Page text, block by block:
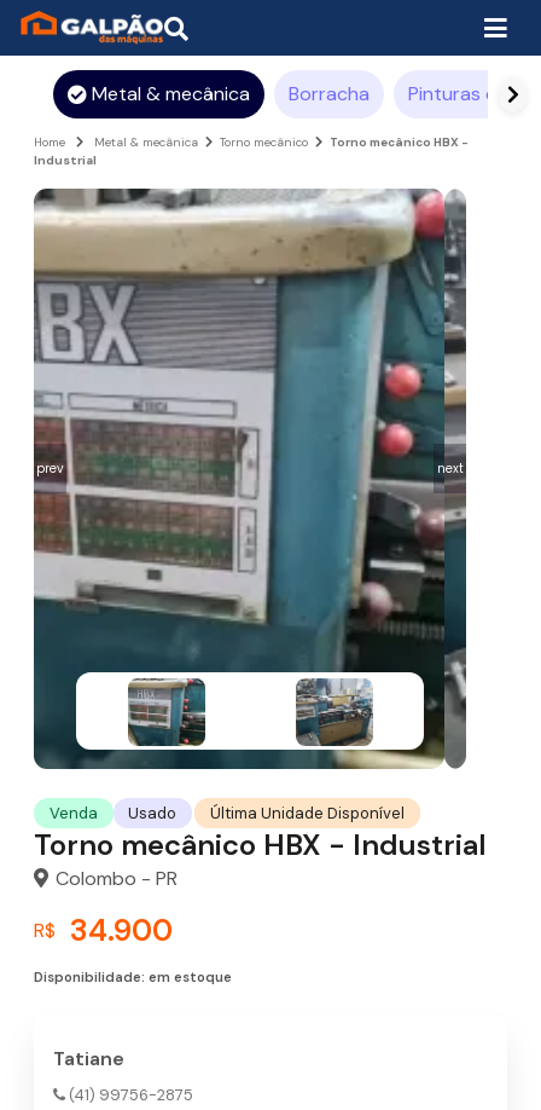
Metal & mecânica Borracha Pinturas e
Home Metal & mecânica Torno mecânico
Torno mecânico HBX -
Industrial
prev next
Venda Usado Última Unidade Disponível
Torno mecânico HBX - Industrial
Colombo - PR
R$ 34.900
Disponibilidade: em estoque
Tatiane
(41) 99756-2875